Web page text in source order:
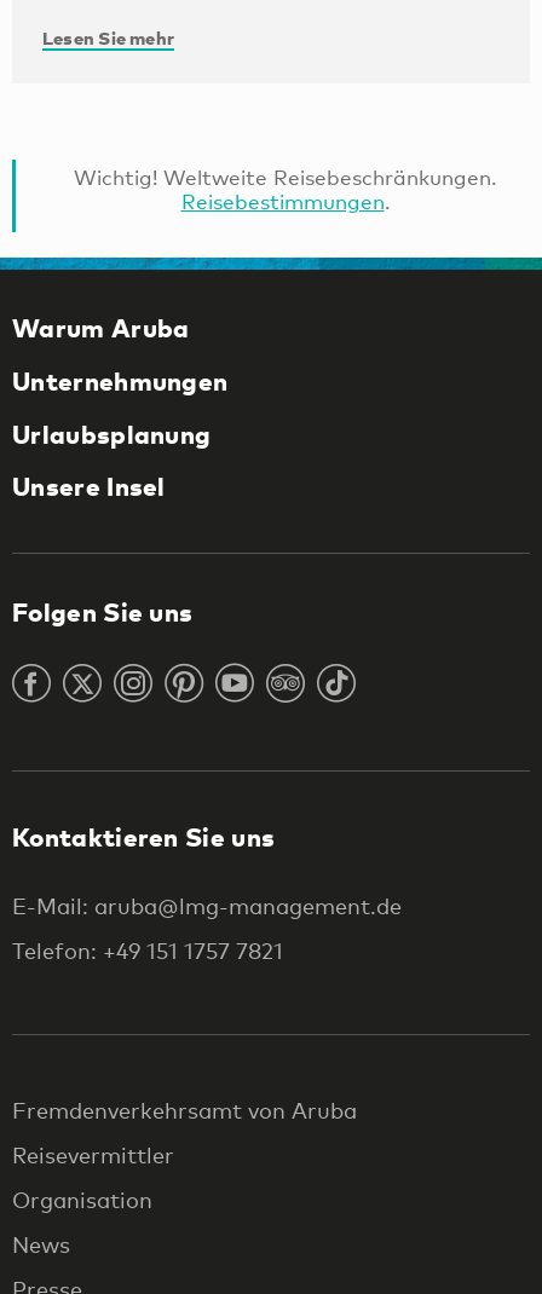
Lesen Sie mehr
Wichtig! Weltweite Reisebeschränkungen.
Reisebestimmungen.
Warum Aruba
Unternehmungen
Urlaubsplanung
Unsere Insel
Folgen Sie uns
Kontaktieren Sie uns
E-Mail: aruba@lmg-management.de
Telefon: +49 151 1757 7821
Fremdenverkehrsamt von Aruba
Reisevermittler
Organisation
News